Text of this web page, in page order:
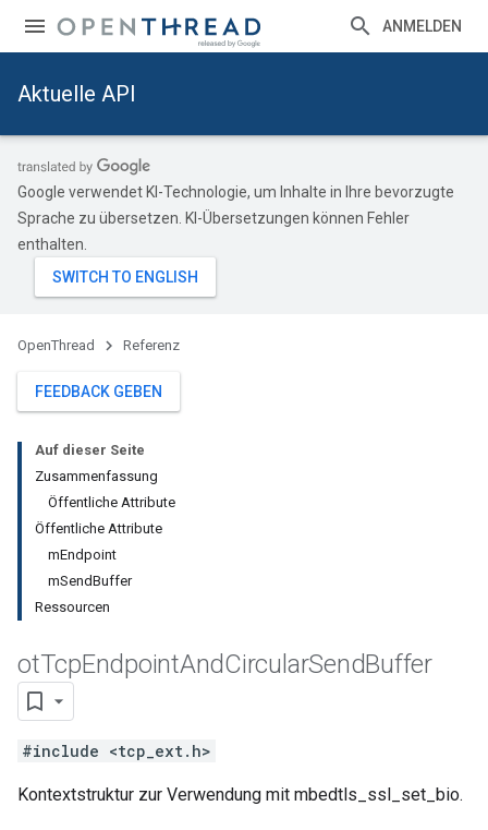
ANMELDEN
Aktuelle API
Google verwendet KI-Technologie, um Inhalte in Ihre bevorzugte
Sprache zu übersetzen. KI-Übersetzungen können Fehler
enthalten.
OpenThread Referenz
FEEDBACK GEBEN
Auf dieser Seite
Zusammenfassung
Öffentliche Attribute
Öffentliche Attribute
mEndpoint
mSendBuffer
Ressourcen
otTcpEndpointAndCircularSendBuffer
#include <tcp_ext.h>
Kontextstruktur zur Verwendung mit mbedtls_ssl_set_bio.